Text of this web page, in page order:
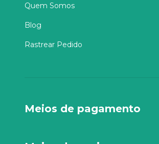
Quem Somos
Blog
Rastrear Pedido
Meios de pagamento